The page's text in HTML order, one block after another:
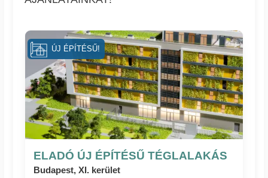
ELADÓ ÚJ ÉPÍTÉSŰ TÉGLALAKÁS
Budapest, XI. kerület
ÚJ ÉPÍTÉSŰ!